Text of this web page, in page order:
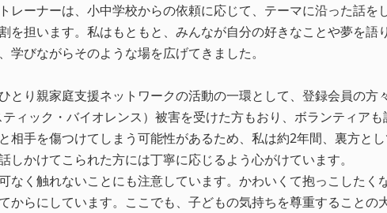
レーナーは、小中学校からの依頼に応じて、テーマに沿った話を
を担います。私はもともと、みんなが自分の好きなことや夢を語
学びながらそのような場を広げてきました。
とり親家庭支援ネットワークの活動の一環として、登録会員の方
ィック・バイオレンス）被害を受けた方もおり、ボランティア
相手を傷つけてしまう可能性があるため、私は約2年間、裏方と
しかけてこられた方には丁寧に応じるよう心がけています。
なく触れないことにも注意しています。かわいくて抱っこしたく
からにしています。ここでも、子どもの気持ちを尊重することの